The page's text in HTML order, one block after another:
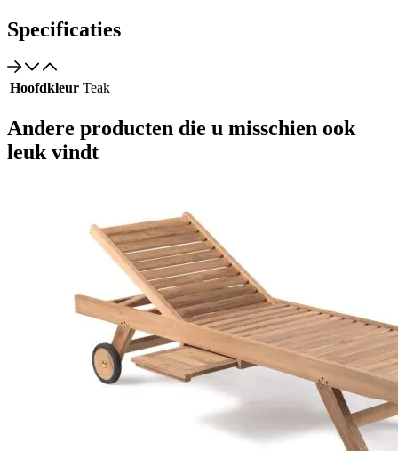
Specificaties
Hoofdkleur Teak
Andere producten die u misschien ook
leuk vindt